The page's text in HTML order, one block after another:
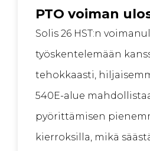
PTO voiman
Solis 26 HST:n
työskentelemään
tehokkaasti,
540E-alue
pyörittämisen
kierroksilla, mikä